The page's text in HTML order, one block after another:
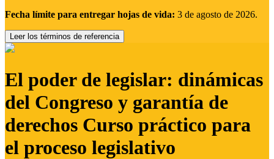
Fecha límite para entregar hojas de vida: 3 de agosto de 2026.
Leer los términos de referencia
El poder de legislar: dinámicas
del Congreso y garantía de
derechos Curso práctico para
el proceso legislativo